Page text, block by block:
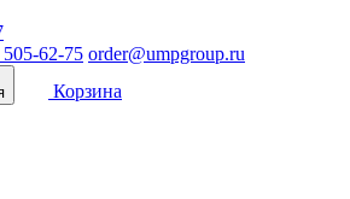
62-75 order@umpgroup.ru
Корзина